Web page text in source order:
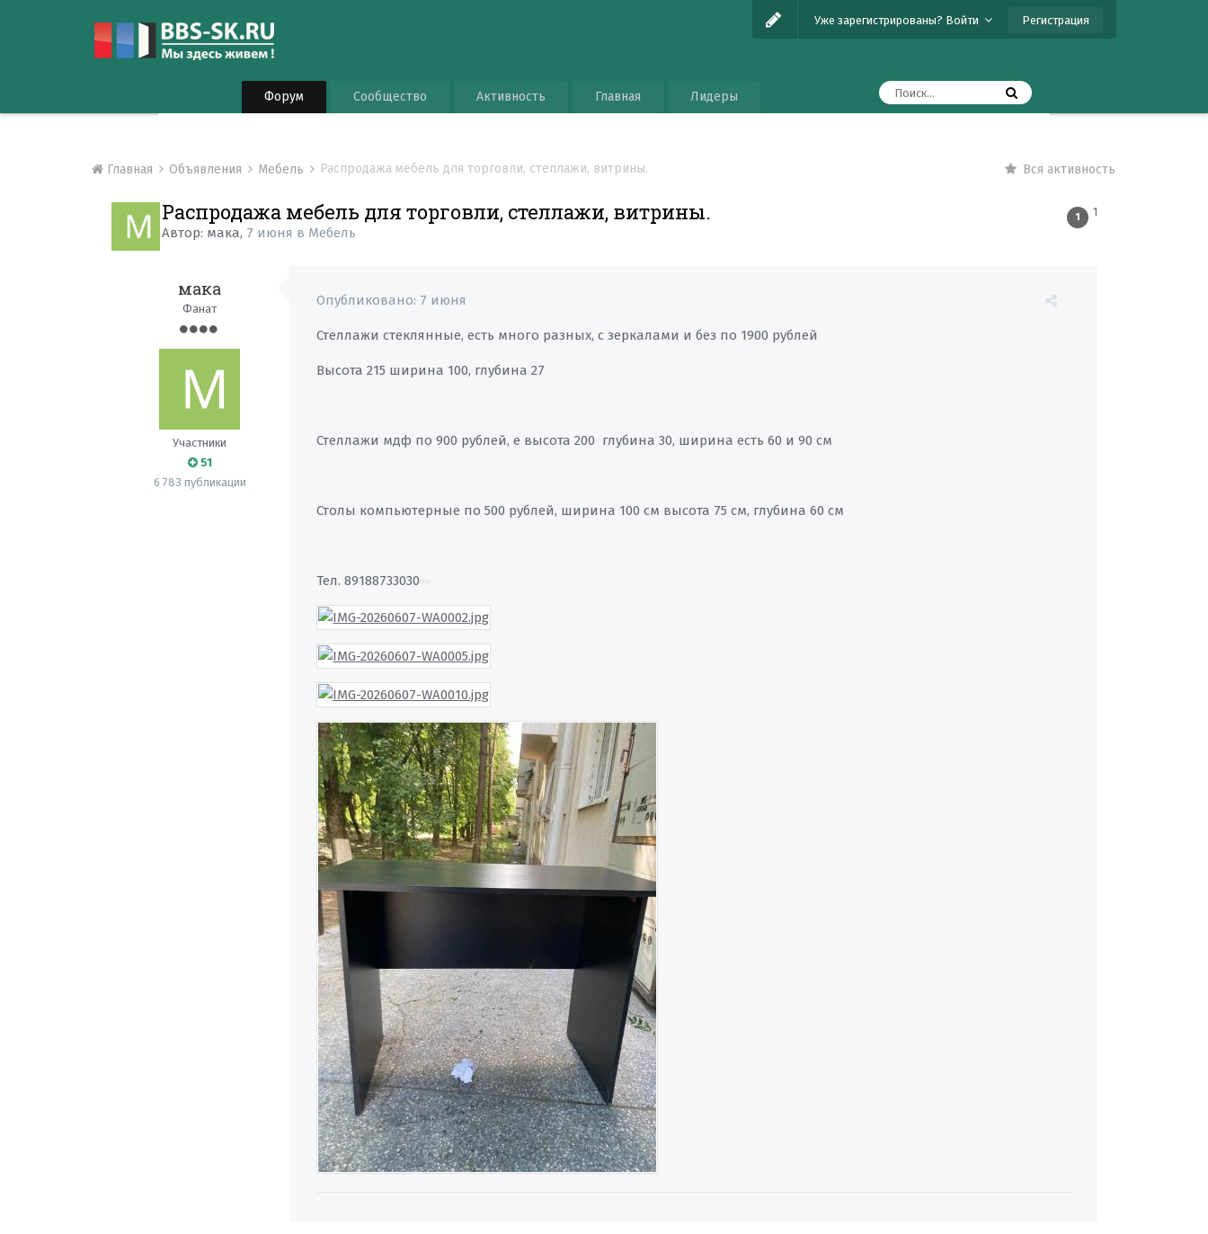
Уже зарегистрированы? Войти Регистрация
Форум Сообщество Активность Главная Лидеры
Вся активность
Главная Объявления Мебель Распродажа мебель для торговли, стеллажи, витрины.
1
1
Распродажа мебель для торговли, стеллажи, витрины.
Автор: мака, 7 июня в Мебель
мака
Фанат
Участники
51
6 783 публикации
Опубликовано: 7 июня
Стеллажи стеклянные, есть много разных, с зеркалами и без по 1900 рублей
Высота 215 ширина 100, глубина 27
Стеллажи мдф по 900 рублей, е высота 200 глубина 30, ширина есть 60 и 90 см
Столы компьютерные по 500 рублей, ширина 100 см высота 75 см, глубина 60 см
Тел. 89188733030